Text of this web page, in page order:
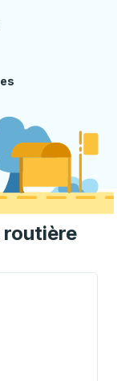
35 minutes
fléchées ou la